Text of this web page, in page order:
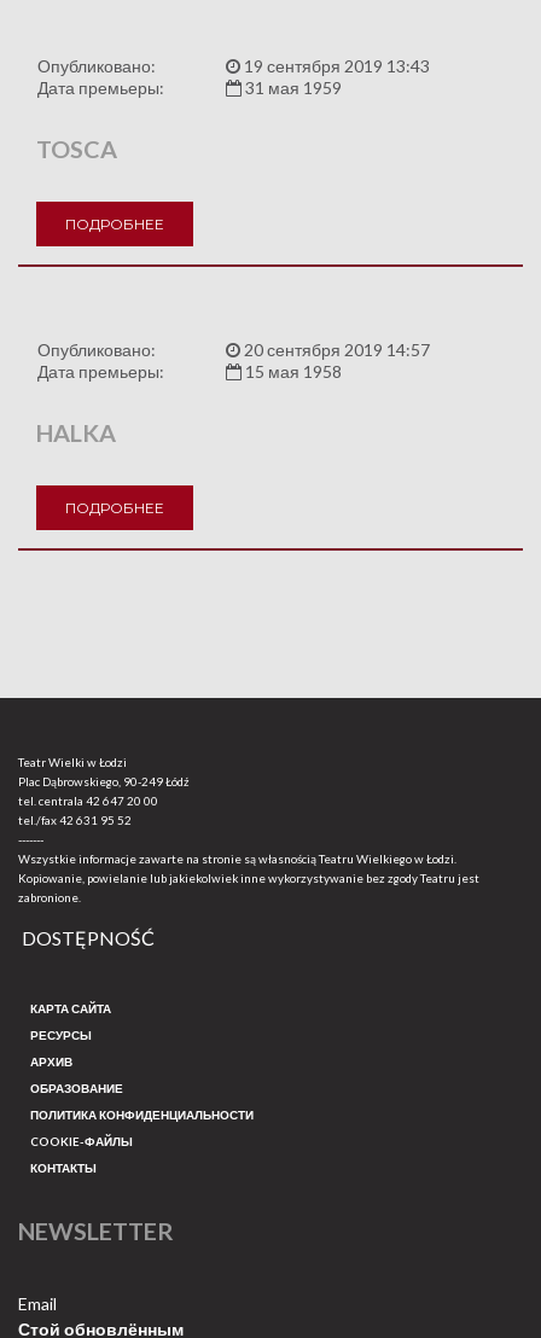
Опубликовано:
19 сентября 2019 13:43
Дата премьеры:
31 мая 1959
TOSCA
ПОДРОБНЕЕ
Опубликовано:
20 сентября 2019 14:57
Дата премьеры:
15 мая 1958
HALKA
ПОДРОБНЕЕ
Teatr Wielki w Łodzi
Plac Dąbrowskiego, 90-249 Łódź
tel. centrala 42 647 20 00
tel./fax42 631 95 52
-------
Wszystkie informacje zawarte na stronie są własnością Teatru Wielkiego w Łodzi.
Kopiowanie, powielanie lub jakiekolwiek inne wykorzystywanie bez zgody Teatru jest
zabronione.
DOSTĘPNOŚĆ
КАРТА САЙТА
РЕСУРСЫ
АРХИВ
ОБРАЗОВАНИЕ
ПОЛИТИКА КОНФИДЕНЦИАЛЬНОСТИ
COOKIE-ФАЙЛЫ
КОНТАКТЫ
NEWSLETTER
Email
Стой обновлённым